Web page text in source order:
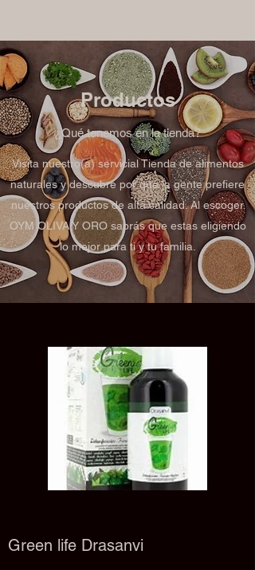
Productos
¿Qué tenemos en la tienda?
Visita nuestro(a) servicial Tienda de alimentos
naturales y descubre por qué la gente prefiere
nuestros productos de alta calidad. Al escoger
OYM OLIVA Y ORO sabrás que estas eligiendo
lo mejor para ti y tu familia.
Green life Drasanvi